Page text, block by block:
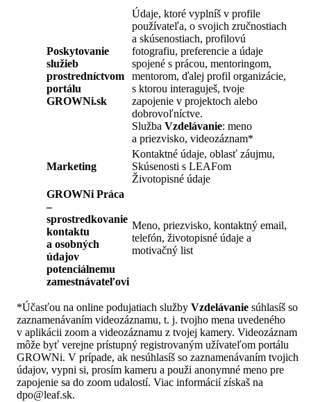
Poskytovanie
služieb
prostredníctvom
portálu
GROWNi.sk
Údaje, ktoré vyplníš v profile
používateľa, o svojich zručnostiach
a skúsenostiach, profilovú
fotografiu, preferencie a údaje
spojené s prácou, mentoringom,
mentorom, ďalej profil organizácie,
s ktorou interaguješ, tvoje
zapojenie v projektoch alebo
dobrovoľníctve.
Služba Vzdelávanie: meno
a priezvisko, videozáznam*
Marketing
Kontaktné údaje, oblasť záujmu,
Skúsenosti s LEAFom
Životopisné údaje
GROWNi Práca
–
sprostredkovanie
kontaktu
a osobných
údajov
potenciálnemu
zamestnávateľovi
Meno, priezvisko, kontaktný email,
telefón, životopisné údaje a
motivačný list
*Účasťou na online podujatiach služby Vzdelávanie súhlasíš so
zaznamenávaním videozáznamu, t. j. tvojho mena uvedeného
v aplikácii zoom a videozáznamu z tvojej kamery. Videozáznam
môže byť verejne prístupný registrovaným užívateľom portálu
GROWNi. V prípade, ak nesúhlasíš so zaznamenávaním tvojich
údajov, vypni si, prosím kameru a použi anonymné meno pre
zapojenie sa do zoom udalostí. Viac informácií získaš na
dpo@leaf.sk.